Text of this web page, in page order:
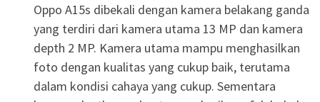
Oppo A15s dibekali dengan kamera belakang ganda
yang terdiri dari kamera utama 13 MP dan kamera
depth 2 MP. Kamera utama mampu menghasilkan
foto dengan kualitas yang cukup baik, terutama
dalam kondisi cahaya yang cukup. Sementara